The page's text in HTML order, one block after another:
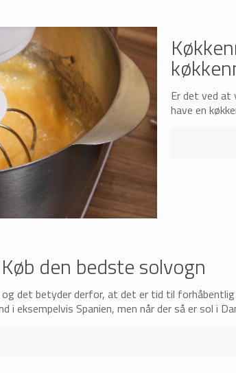
Er det ved at
have en
den bedste solvogn
det betyder derfor, at det er tid til forhåbentlig
i eksempelvis Spanien, men når der så er sol i